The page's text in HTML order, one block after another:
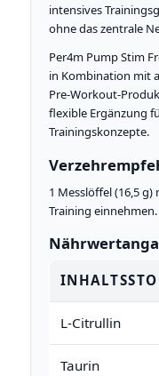
intensives
ohne das zentrale
Per4m Pump Stim
in Kombination mit
Pre-Workout-
flexible Ergänzung
Trainingskonzepte.
1 Messlöffel (16,5
Training einnehmen.
L-Citrullin
Taurin